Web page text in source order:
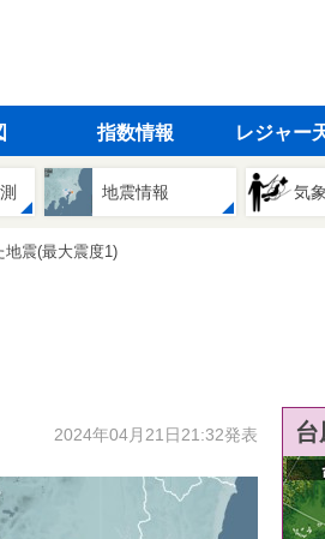
指数情報 レジャー
地震情報 気
地震(最大震度1)
2024年04月21日21:32発表